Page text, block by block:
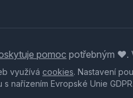
pomoc potřebným ♥️.
využívá cookies. Nastavení
nařízením Evropské Unie